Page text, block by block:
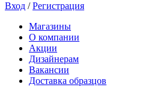
Вход /Регистрация
Магазины
О компании
Акции
Дизайнерам
Вакансии
Доставка образцов